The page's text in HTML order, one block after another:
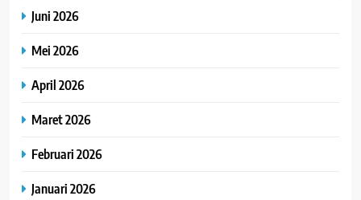
Juni 2026
Mei 2026
April 2026
Maret 2026
Februari 2026
Januari 2026